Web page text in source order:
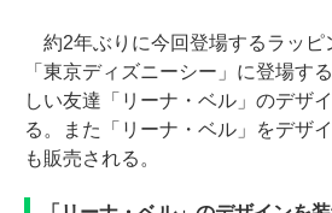
約2年ぶりに今回登場するラッピ
「東京ディズニーシー」に登場す
しい友達「リーナ・ベル」のデザ
る。また「リーナ・ベル」をデザ
も販売される。